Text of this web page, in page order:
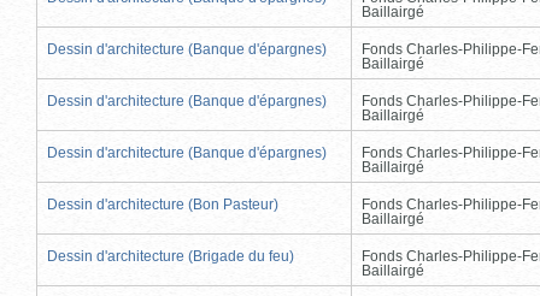
Baillairgé
Dessin d'architecture (Banque d'épargnes)
Fonds Charles-Philippe-
Baillairgé
Dessin d'architecture (Banque d'épargnes)
Fonds Charles-Philippe-
Baillairgé
Dessin d'architecture (Banque d'épargnes)
Fonds Charles-Philippe-
Baillairgé
Dessin d'architecture (Bon Pasteur)
Fonds Charles-Philippe-
Baillairgé
Dessin d'architecture (Brigade du feu)
Fonds Charles-Philippe-
Baillairgé